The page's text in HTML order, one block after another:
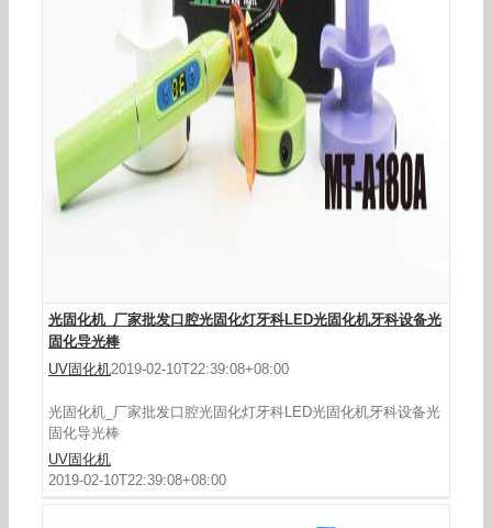
光固化机_厂家批发口腔光固化灯牙科LED光固化机牙科设备光
固化导光棒
UV固化机2019-02-10T22:39:08+08:00
光固化机_厂家批发口腔光固化灯牙科LED光固化机牙科设备光
固化导光棒
UV固化机
2019-02-10T22:39:08+08:00
牙科设备批发